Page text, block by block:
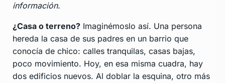
información.
¿Casa o terreno? Imaginémoslo así. Una persona
hereda la casa de sus padres en un barrio que
conocía de chico: calles tranquilas, casas bajas,
poco movimiento. Hoy, en esa misma cuadra, hay
dos edificios nuevos. Al doblar la esquina, otro más